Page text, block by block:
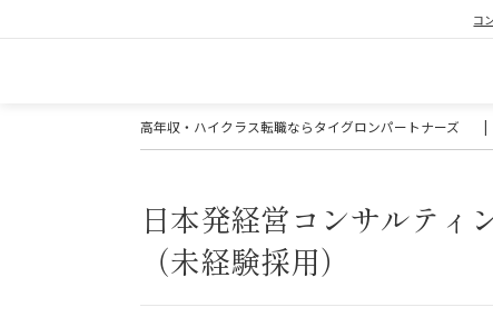
コ
高年収・ハイクラス転職ならタイグロンパートナーズ |
日本発経営コンサルテ
（未経験採用）